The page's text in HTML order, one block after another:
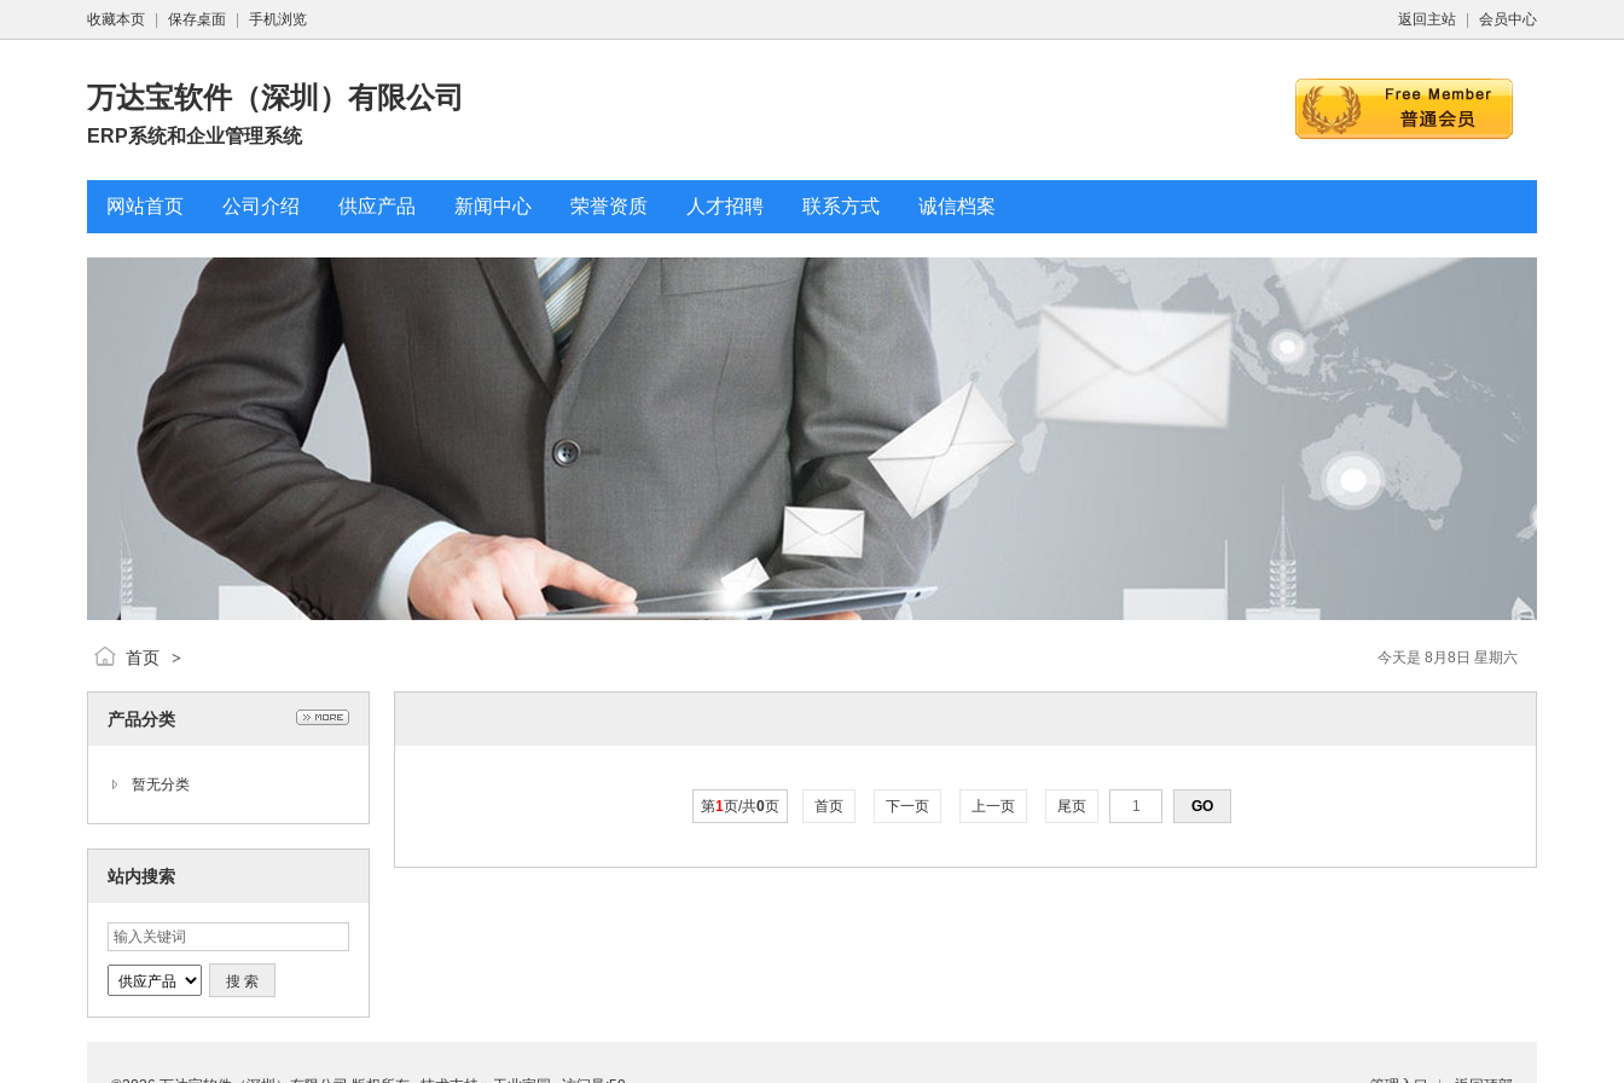
返回主站 会员中心
收藏本页 保存桌面 手机浏览
万达宝软件（深圳）有限公司
ERP系统和企业管理系统
网站首页 公司介绍 供应产品 新闻中心 荣誉资质 人才招聘 联系方式 诚信档案
今天是 8月8日 星期六
首页 >
产品分类
暂无分类
站内搜索
第1页/共0页 首页 下一页 上一页 尾页